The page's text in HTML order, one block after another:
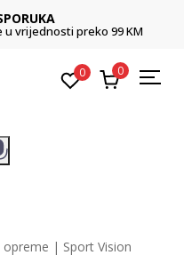
vrijednosti preko 99 KM
0 0
opreme | Sport Vision